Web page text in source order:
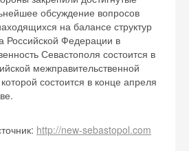
обсуждение вопросов
на балансе структур
Российской Федерации в
Севастополя состоится в
межправительственной
состоится в конце апреля
http://new-sebastopol.com
−5%
Оставь почту и получи
первое бронирование!